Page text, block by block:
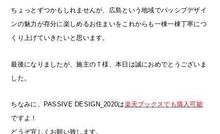
ちょっとずつかもしれませんが、広島という地域でパッシブデザイ
ンの魅力が存分に楽しめるお住まいをこれからも一棟一棟丁寧につ
くり上げていきたいと思います。
最後になりましたが、施主のＴ様、本日は誠におめでとうございま
した。
ちなみに、PASSIVE DESIGN_2020は楽天ブックスでも購入可能
ですよ！
どうぞ宜しくお願い致します。